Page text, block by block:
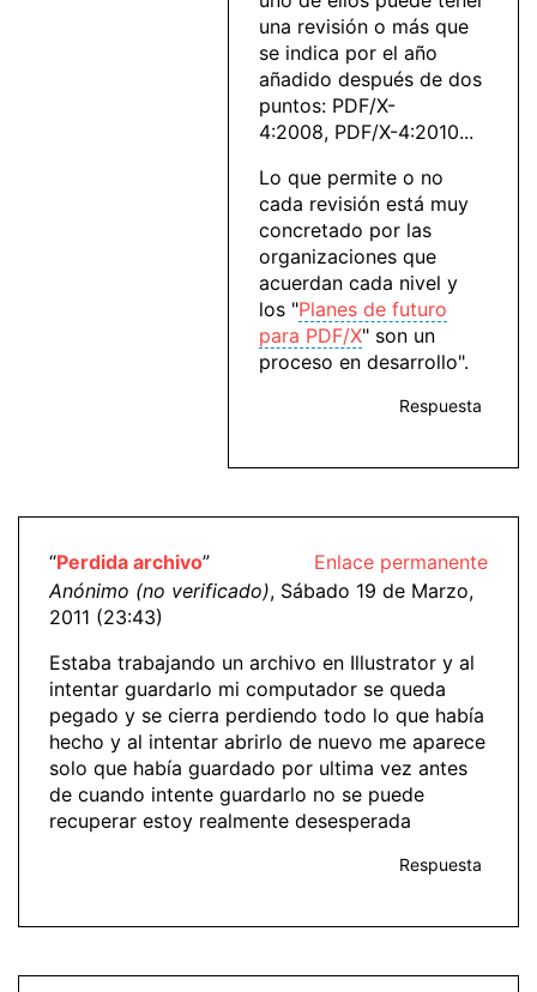
una revisión o más que
se indica por el año
añadido después de dos
puntos: PDF/X-
4:2008, PDF/X-4:2010...
Lo que permite o no
cada revisión está muy
concretado por las
organizaciones que
acuerdan cada nivel y
los "Planes de futuro
para PDF/X" son un
proceso en desarrollo".
Respuesta
Enlace permanente
“Perdida archivo”
Anónimo (no verificado), Sábado 19 de Marzo,
2011 (23:43)
Estaba trabajando un archivo en Illustrator y al
intentar guardarlo mi computador se queda
pegado y se cierra perdiendo todo lo que había
hecho y al intentar abrirlo de nuevo me aparece
solo que había guardado por ultima vez antes
de cuando intente guardarlo no se puede
recuperar estoy realmente desesperada
Respuesta